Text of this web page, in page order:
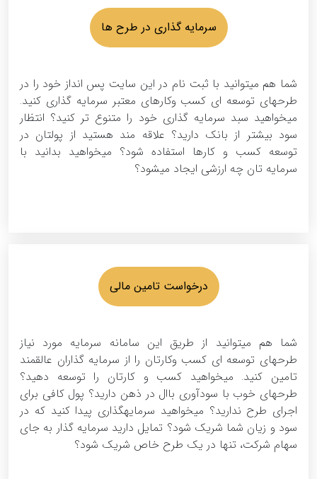
سرمایه گذاری در طرح ها
شما هم میتوانید با ثبت نام در این سایت پس انداز خود را در
طرحهای توسعه ای کسب وکارهای معتبر سرمایه گذاری کنید.
میخواهید سبد سرمایه گذاری خود را متنوع تر کنید؟ انتظار
سود بیشتر از بانک دارید؟ علاقه مند هستید از پولتان در
توسعه کسب و کارها استفاده شود؟ میخواهید بدانید با
سرمایه تان چه ارزشی ایجاد میشود؟
درخواست تامین مالی
شما هم میتوانید از طریق این سامانه سرمایه مورد نیاز
طرحهای توسعه ای کسب وکارتان را از سرمایه گذاران عالقمند
تامین کنید. میخواهید کسب و کارتان را توسعه دهید؟
طرحهای خوب با سودآوری باال در ذهن دارید؟ پول کافی برای
اجرای طرح ندارید؟ میخواهید سرمایهگذاری پیدا کنید که در
سود و زیان شما شریک شود؟ تمایل دارید سرمایه گذار به جای
سهام شرکت، تنها در یک طرح خاص شریک شود؟